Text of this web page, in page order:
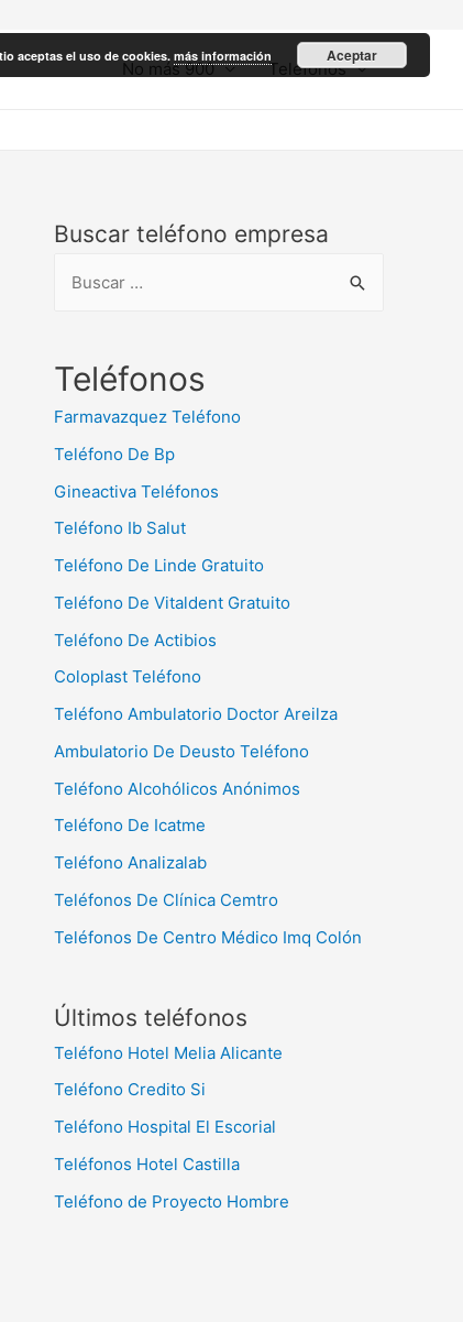
No más 900 Teléfonos
Buscar teléfono empresa
c
Teléfonos
Farmavazquez Teléfono
Teléfono De Bp
Gineactiva Teléfonos
Teléfono Ib Salut
Teléfono De Linde Gratuito
Teléfono De Vitaldent Gratuito
Teléfono De Actibios
Coloplast Teléfono
Teléfono Ambulatorio Doctor Areilza
Ambulatorio De Deusto Teléfono
Teléfono Alcohólicos Anónimos
Teléfono De Icatme
Teléfono Analizalab
Teléfonos De Clínica Cemtro
Teléfonos De Centro Médico Imq Colón
Últimos teléfonos
Teléfono Hotel Melia Alicante
Teléfono Credito Si
Teléfono Hospital El Escorial
Teléfonos Hotel Castilla
Teléfono de Proyecto Hombre
aceptas el uso de cookies. más información Aceptar